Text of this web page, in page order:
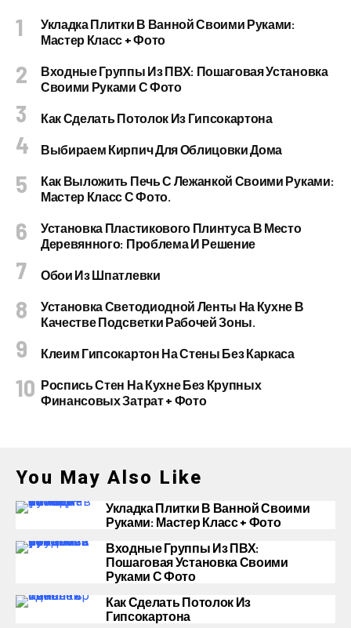
Укладка Плитки В Ванной Своими Руками:
Мастер Класс + Фото
Входные Группы Из ПВХ: Пошаговая Установка
Своими Руками С Фото
Как Сделать Потолок Из Гипсокартона
Выбираем Кирпич Для Облицовки Дома
Как Выложить Печь С Лежанкой Своими Руками:
Мастер Класс С Фото.
Установка Пластикового Плинтуса В Место
Деревянного: Проблема И Решение
Обои Из Шпатлевки
Установка Светодиодной Ленты На Кухне В
Качестве Подсветки Рабочей Зоны.
Клеим Гипсокартон На Стены Без Каркаса
Роспись Стен На Кухне Без Крупных
Финансовых Затрат + Фото
You May Also Like
Укладка Плитки В Ванной Своими
Руками: Мастер Класс + Фото
Входные Группы Из ПВХ:
Пошаговая Установка Своими
Руками С Фото
Как Сделать Потолок Из
Гипсокартона